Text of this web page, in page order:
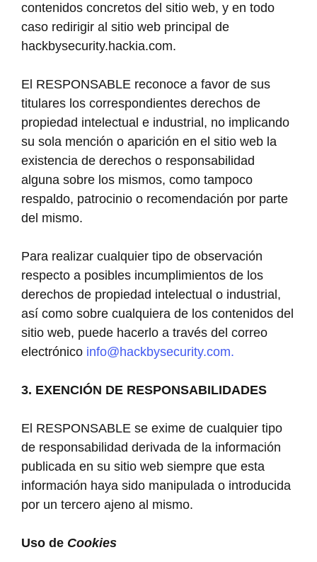
contenidos concretos del sitio web, y en todo
caso redirigir al sitio web principal de
hackbysecurity.hackia.com.
El RESPONSABLE reconoce a favor de sus
titulares los correspondientes derechos de
propiedad intelectual e industrial, no implicando
su sola mención o aparición en el sitio web la
existencia de derechos o responsabilidad
alguna sobre los mismos, como tampoco
respaldo, patrocinio o recomendación por parte
del mismo.
Para realizar cualquier tipo de observación
respecto a posibles incumplimientos de los
derechos de propiedad intelectual o industrial,
así como sobre cualquiera de los contenidos del
sitio web, puede hacerlo a través del correo
electrónico info@hackbysecurity.com.
3. EXENCIÓN DE RESPONSABILIDADES
El RESPONSABLE se exime de cualquier tipo
de responsabilidad derivada de la información
publicada en su sitio web siempre que esta
información haya sido manipulada o introducida
por un tercero ajeno al mismo.
Uso de Cookies